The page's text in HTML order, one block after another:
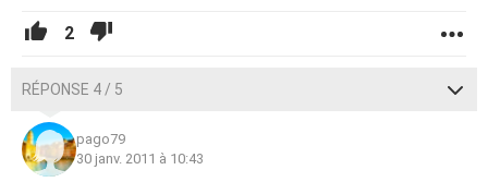
2
RÉPONSE 4 / 5
pago79
30 janv. 2011 à 10:43